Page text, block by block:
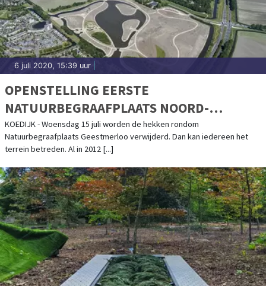
6 juli 2020, 15:39 uur
OPENSTELLING EERSTE
NATUURBEGRAAFPLAATS NOORD-
HOLLAND
KOEDIJK - Woensdag 15 juli worden de hekken rondom
Natuurbegraafplaats Geestmerloo verwijderd. Dan kan iedereen het
terrein betreden. Al in 2012 [...]